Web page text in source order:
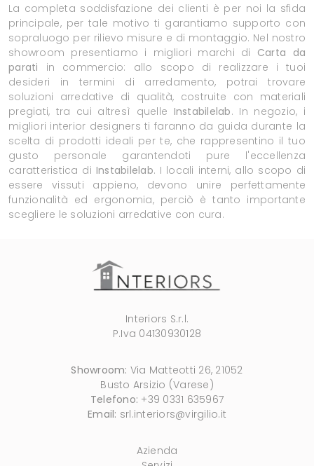
La completa soddisfazione dei clienti è per noi la sfida
principale, per tale motivo ti garantiamo supporto con
sopraluogo per rilievo misure e di montaggio. Nel nostro
showroom presentiamo i migliori marchi di Carta da
parati in commercio: allo scopo di realizzare i tuoi
desideri in termini di arredamento, potrai trovare
soluzioni arredative di qualità, costruite con materiali
pregiati, tra cui altresì quelle Instabilelab. In negozio, i
migliori interior designers ti faranno da guida durante la
scelta di prodotti ideali per te, che rappresentino il tuo
gusto personale garantendoti pure l'eccellenza
caratteristica di Instabilelab. I locali interni, allo scopo di
essere vissuti appieno, devono unire perfettamente
funzionalità ed ergonomia, perciò è tanto importante
scegliere le soluzioni arredative con cura.
Interiors S.r.l.
P.Iva 04130930128
Showroom: Via Matteotti 26, 21052
Busto Arsizio (Varese)
Telefono: +39 0331 635967
Email: srl.interiors@virgilio.it
Azienda